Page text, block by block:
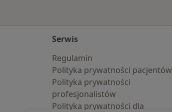
Serwis
Regulamin
Polityka prywatności pacjentów
Polityka prywatności
profesjonalistów
Polityka prywatności dla